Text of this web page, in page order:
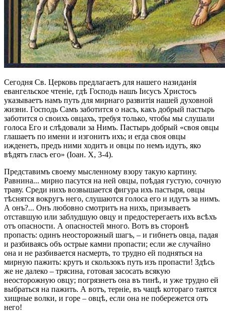
Сегодня Св. Церковь предлагаетъ для нашего назиданія
евангельское чтеніе, гдѣ Господь нашъ Іисусъ Христосъ
указываетъ намъ путь для мирнаго развитія нашей духовной
жизни. Господь Самъ заботится о насъ, какъ добрый пастырь
заботится о своихъ овцахъ, требуя только, чтобы мы слушали
голоса Его и слѣдовали за Нимъ. Пастырь добрый «своя овцы
глашаетъ по имени и изгонитъ ихъ; и егда своя овцы
ижденетъ, предъ ними ходитъ и овцы по немъ идутъ, яко
вѣдятъ гласъ его» (Іоан. X, 3-4).
Представимъ своему мысленному взору такую картину.
Равнина... мирно пасутся на ней овцы, поѣдая густую, сочную
траву. Среди нихъ возвышается фигура ихъ пастыря, овцы
тѣснятся вокругъ него, слушаются голоса его и идутъ за нимъ.
А онъ?... Онъ любовно смотритъ на нихъ, призываетъ
отставшую или заблудшую овцу и предостерегаетъ ихъ всѣхъ
отъ опасности. А опасностей много. Вотъ въ сторонѣ
пропасть: одинъ неосторожный шагъ, – и гибнетъ овца, падая
и разбиваясь объ острые камни пропасти; если же случайно
она и не разбивается насмерть, то трудно ей подняться на
мирную пажить: крутъ и скользокъ путь изъ пропасти! Здѣсь
же не далеко – трясина, готовая засосать всякую
неосторожную овцу; погрязнетъ она въ тинѣ, и уже трудно ей
выбраться на пажить. А вотъ, терніе, въ чащѣ котораго таятся
хищные волки, и горе – овцѣ, если она не побережется отъ
него!